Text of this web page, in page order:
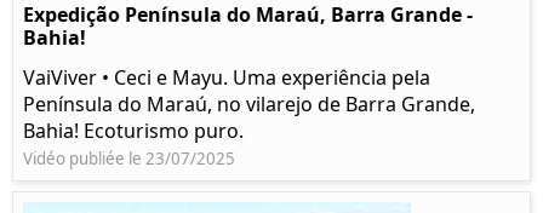
Expedição Península do Maraú, Barra Grande -
Bahia!
VaiViver • Ceci e Mayu. Uma experiência pela
Península do Maraú, no vilarejo de Barra Grande,
Bahia! Ecoturismo puro.
Vidéo publiée le 23/07/2025